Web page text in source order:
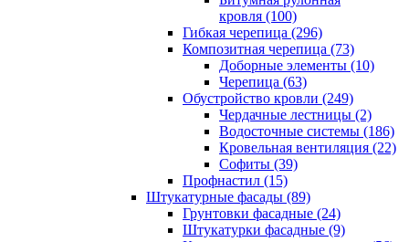
кровля (100)
Гибкая черепица (296)
Композитная черепица (73)
Доборные элементы (10)
Черепица (63)
Обустройство кровли (249)
Чердачные лестницы (2)
Водосточные системы (186)
Кровельная вентиляция (22)
Cофиты (39)
Профнастил (15)
Штукатурные фасады (89)
Грунтовки фасадные (24)
Штукатурки фасадные (9)